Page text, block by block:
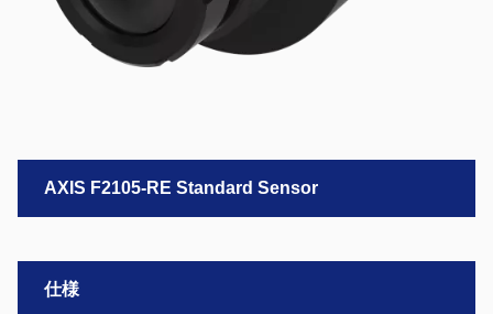
AXIS F2105-RE Standard Sensor
仕様